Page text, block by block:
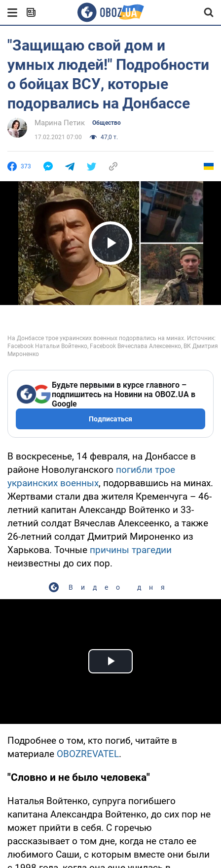
"Защищаю свой дом и
умных людей!" Подробности
о бойцах ВСУ, которые
подорвались на Донбассе
Марина Петик Общество
17.02.2021 07:00 47,0 т.
373
Play Video
Будьте первыми в курсе главного –
подпишитесь на Новини на OBOZ.UA в
Google
Подписаться
В воскресенье, 14 февраля, на Донбассе в
районе Новолуганского погибли трое
украинских военных, подорвавшись на минах.
Жертвами стали два жителя Кременчуга – 46-
летний капитан Александр Войтенко и 33-
летний солдат Вячеслав Алексеенко, а также
26-летний солдат Дмитрий Мироненко из
Харькова. Точные причины трагедии
неизвестны до сих пор.
Видео дня
Play Video
Подробнее о том, кто погиб, читайте в
материале OBOZREVATEL.
"Словно и не было человека"
Наталья Войтенко, супруга погибшего
капитана Александра Войтенко, до сих пор не
может прийти в себя. С горечью
рассказывает о том дне, когда не стало ее
любимого Саши, с которым вместе они были